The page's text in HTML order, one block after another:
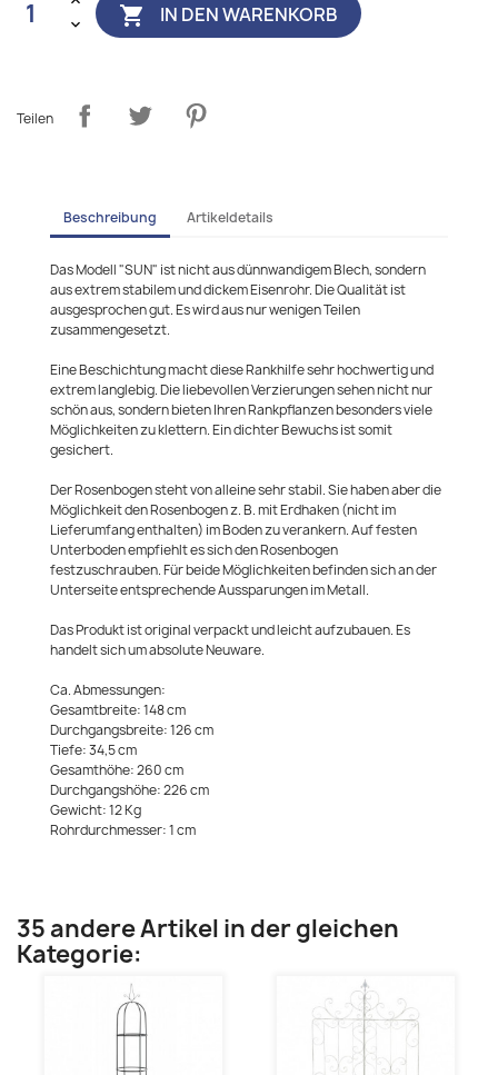
 IN DEN WARENKORB
Teilen
Beschreibung Artikeldetails
Das Modell "SUN" ist nicht aus dünnwandigem Blech, sondern
aus extrem stabilem und dickem Eisenrohr. Die Qualität ist
ausgesprochen gut. Es wird aus nur wenigen Teilen
zusammengesetzt.
Eine Beschichtung macht diese Rankhilfe sehr hochwertig und
extrem langlebig. Die liebevollen Verzierungen sehen nicht nur
schön aus, sondern bieten Ihren Rankpflanzen besonders viele
Möglichkeiten zu klettern. Ein dichter Bewuchs ist somit
gesichert.
Der Rosenbogen steht von alleine sehr stabil. Sie haben aber die
Möglichkeit den Rosenbogen z. B. mit Erdhaken (nicht im
Lieferumfang enthalten) im Boden zu verankern. Auf festen
Unterboden empfiehlt es sich den Rosenbogen
festzuschrauben. Für beide Möglichkeiten befinden sich an der
Unterseite entsprechende Aussparungen im Metall.
Das Produkt ist original verpackt und leicht aufzubauen. Es
handelt sich um absolute Neuware.
Ca. Abmessungen:
Gesamtbreite: 148 cm
Durchgangsbreite: 126 cm
Tiefe: 34,5 cm
Gesamthöhe: 260 cm
Durchgangshöhe: 226 cm
Gewicht: 12 Kg
Rohrdurchmesser: 1 cm
35 andere Artikel in der gleichen
Kategorie: